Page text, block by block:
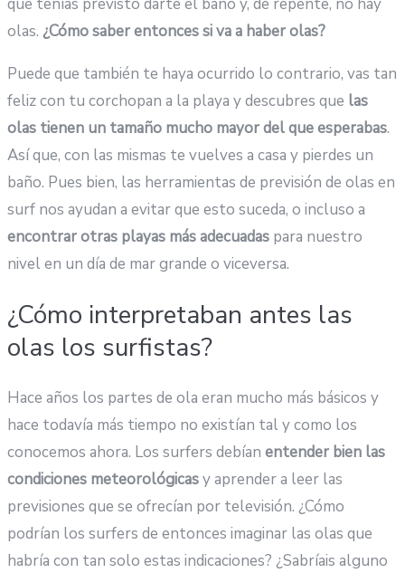
olas. ¿Cómo saber entonces si va a haber olas?
Puede que también te haya ocurrido lo contrario, vas tan
feliz con tu corchopan a la playa y descubres que las
olas tienen un tamaño mucho mayor del que esperabas.
Así que, con las mismas te vuelves a casa y pierdes un
baño. Pues bien, las herramientas de previsión de olas en
surf nos ayudan a evitar que esto suceda, o incluso a
encontrar otras playas más adecuadas para nuestro
nivel en un día de mar grande o viceversa.
¿Cómo interpretaban antes las
olas los surfistas?
Hace años los partes de ola eran mucho más básicos y
hace todavía más tiempo no existían tal y como los
conocemos ahora. Los surfers debían entender bien las
condiciones meteorológicasy aprender a leer las
previsiones que se ofrecían por televisión. ¿Cómo
podrían los surfers de entonces imaginar las olas que
habría con tan solo estas indicaciones? ¿Sabríais alguno